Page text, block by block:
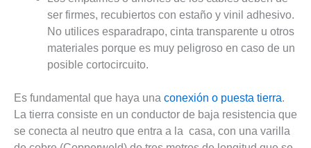
ser firmes, recubiertos con estaño y vinil adhesivo.
No utilices esparadrapo, cinta transparente u otros
materiales porque es muy peligroso en caso de un
posible cortocircuito.
Es fundamental que haya una conexión o puesta tierra.
La tierra consiste en un conductor de baja resistencia que
se conecta al neutro que entra a la casa, con una varilla